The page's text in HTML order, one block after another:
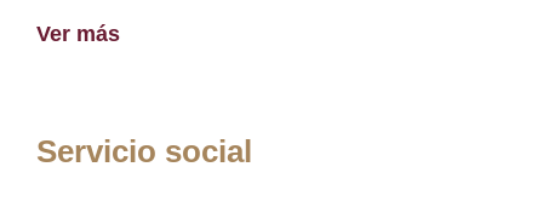
Ver más
Servicio social